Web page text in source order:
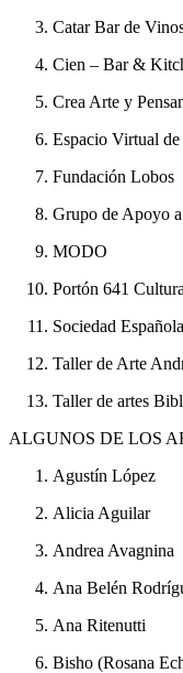
Catar Bar de
Cien – Bar &
Crea Arte y
Espacio Virtual
Fundación Lobos
Grupo de Apoyo
MODO
Portón 641
Sociedad Española
Taller de Arte
Taller de artes
ALGUNOS DE LOS
Agustín López
Alicia Aguilar
Andrea Avagnina
Ana Belén
Ana Ritenutti
Bisho (Rosana